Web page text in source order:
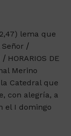
lema que
HORARIOS DE
Merino
Catedral que
con alegría, a
el I domingo